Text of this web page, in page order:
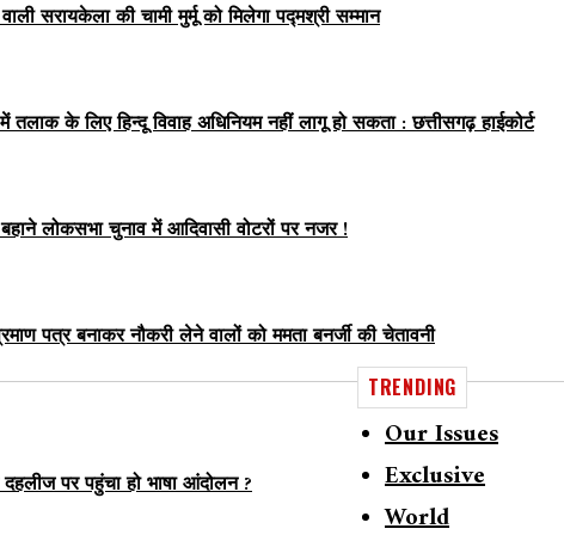
सरायकेला की चामी मुर्मू को मिलेगा पद्मश्री सम्मान
तलाक के लिए हिन्दू विवाह अधिनियम नहीं लागू हो सकता : छत्तीसगढ़ हाईकोर्ट
लोकसभा चुनाव में आदिवासी वोटरों पर नजर !
पत्र बनाकर नौकरी लेने वालों को ममता बनर्जी की चेतावनी
पर पहुंचा हो भाषा आंदोलन ?
Our Issues
Exclusive
World
TRENDING